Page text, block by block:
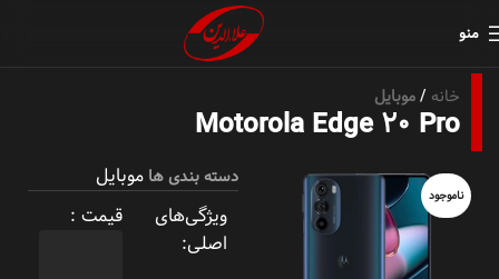
منو
خانه موبایل
Motorola Edge 20 Pro
ناموجود
دسته بندی ها موبایل
ویژگی‌های
اصلی:
قیمت :